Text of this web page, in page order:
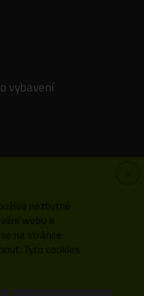
vybavení
nezbytné
webu a
na stránce
Tyto cookies